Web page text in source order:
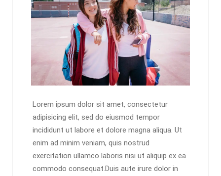
Lorem ipsum dolor sit amet, consectetur
adipisicing elit, sed do eiusmod tempor
incididunt ut labore et dolore magna aliqua. Ut
enim ad minim veniam, quis nostrud
exercitation ullamco laboris nisi ut aliquip ex ea
commodo consequat.Duis aute irure dolor in